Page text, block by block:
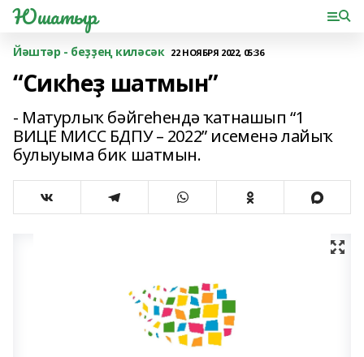
Юшатыр
Йәштәр - беҙҙең киләсәк 22 НОЯБРЯ 2022, 05:36
“Сикһеҙ шатмын”
- Матурлыҡ бәйгеһендә ҡатнашып “1
ВИЦЕ МИСС БДПУ – 2022” исеменә лайыҡ
булыуыма бик шатмын.